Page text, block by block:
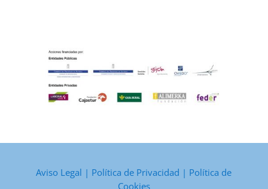
Aviso Legal | Política de Privacidad | Política de
Cookies